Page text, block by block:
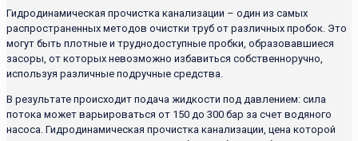
Гидродинамическая прочистка канализации – один из самых
распространенных методов очистки труб от различных пробок. Это
могут быть плотные и труднодоступные пробки, образовавшиеся
засоры, от которых невозможно избавиться собственноручно,
используя различные подручные средства.
В результате происходит подача жидкости под давлением: сила
потока может варьироваться от 150 до 300 бар за счет водяного
насоса. Гидродинамическая прочистка канализации, цена которой